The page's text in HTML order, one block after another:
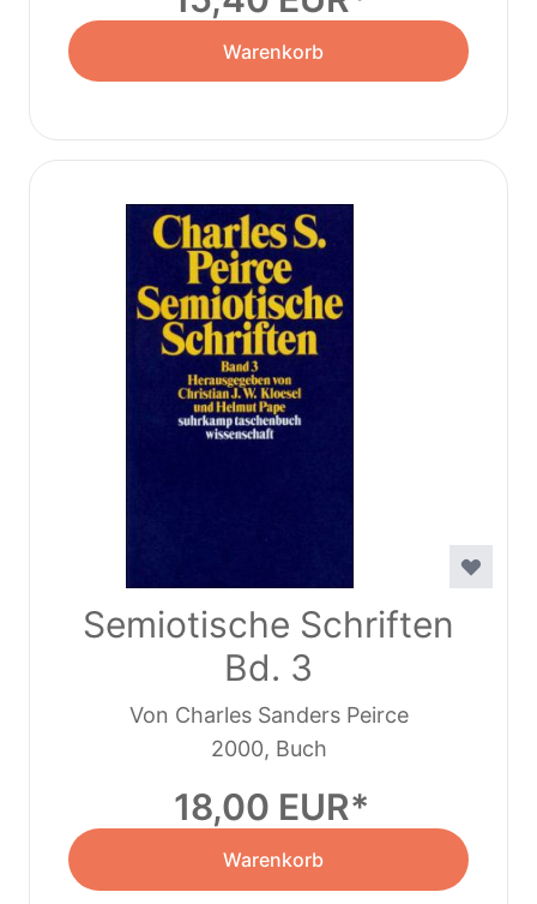
Warenkorb
Semiotische Schriften
Bd. 3
Von Charles Sanders Peirce
2000, Buch
18,00 EUR
Warenkorb